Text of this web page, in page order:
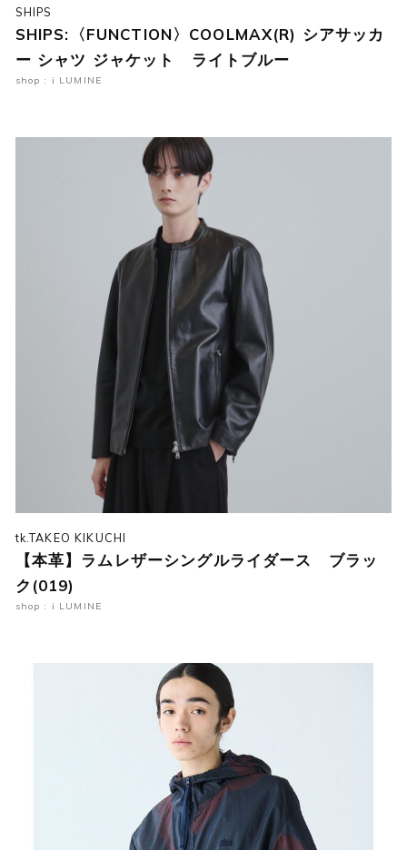
SHIPS
SHIPS:〈FUNCTION〉COOLMAX(R) シアサッカ
ー シャツ ジャケット ライトブルー
shop : i LUMINE
tk.TAKEO KIKUCHI
【本革】ラムレザーシングルライダース ブラッ
ク(019)
shop : i LUMINE